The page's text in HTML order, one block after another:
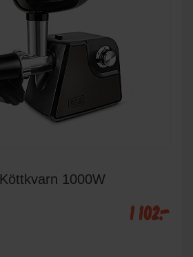
Köttkvarn 1000W
1 102:-